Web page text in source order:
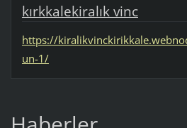
kırkkalekiralık vinc
https://
un-1/